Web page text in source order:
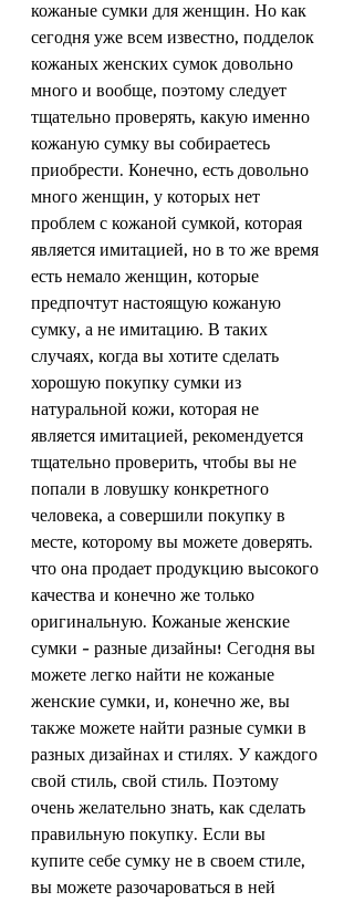
кожаные сумки для женщин. Но как
сегодня уже всем известно, подделок
кожаных женских сумок довольно
много и вообще, поэтому следует
тщательно проверять, какую именно
кожаную сумку вы собираетесь
приобрести. Конечно, есть довольно
много женщин, у которых нет
проблем с кожаной сумкой, которая
является имитацией, но в то же время
есть немало женщин, которые
предпочтут настоящую кожаную
сумку, а не имитацию. В таких
случаях, когда вы хотите сделать
хорошую покупку сумки из
натуральной кожи, которая не
является имитацией, рекомендуется
тщательно проверить, чтобы вы не
попали в ловушку конкретного
человека, а совершили покупку в
месте, которому вы можете доверять.
что она продает продукцию высокого
качества и конечно же только
оригинальную. Кожаные женские
сумки - разные дизайны! Сегодня вы
можете легко найти не кожаные
женские сумки, и, конечно же, вы
также можете найти разные сумки в
разных дизайнах и стилях. У каждого
свой стиль, свой стиль. Поэтому
очень желательно знать, как сделать
правильную покупку. Если вы
купите себе сумку не в своем стиле,
вы можете разочароваться в ней